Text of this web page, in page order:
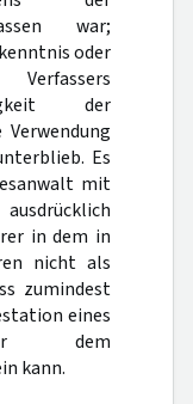
war;
oder
der
Es
mit
in dem in
nicht als
zumindest
eines
dem
kann.